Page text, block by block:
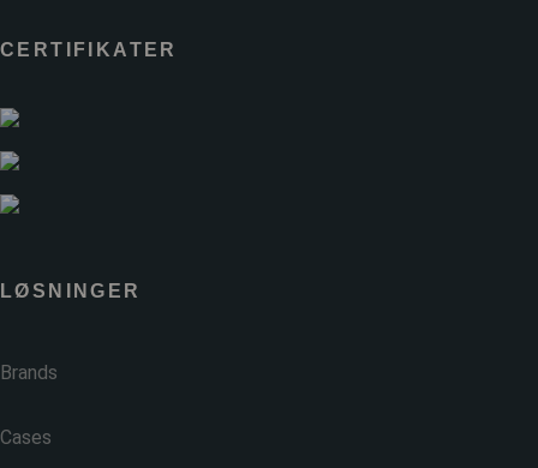
CERTIFIKATER
LØSNINGER
Brands
Cases